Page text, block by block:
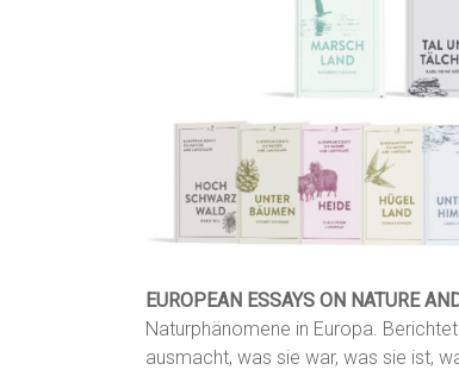
EUROPEAN ESSAYS ON NATURE
Naturphänomene in Europa.
ausmacht, was sie war, was sie ist,